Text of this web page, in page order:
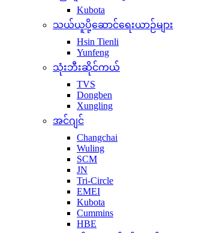
Kubota
သယ်ယူပို့ဆောင်ရေးယာဉ်များ
Hsin Tienli
Yunfeng
သုံးဘီးဆိုင်ကယ်
TVS
Dongben
Xungling
အင်ဂျင်
Changchai
Wuling
SCM
JN
Tri-Circle
EMEI
Kubota
Cummins
HBE